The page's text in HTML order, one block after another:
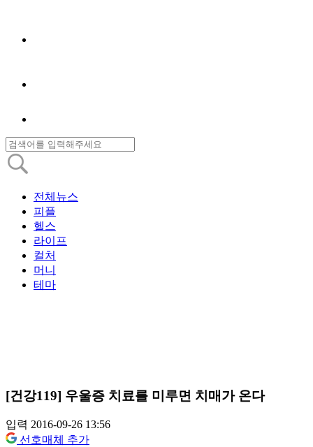
전체뉴스
피플
헬스
라이프
컬처
머니
테마
[건강119] 우울증 치료를 미루면 치매가 온다
입력 2016-09-26 13:56
선호매체 추가